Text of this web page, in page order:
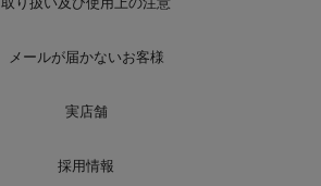
メールが届かないお客様
実店舗
採用情報